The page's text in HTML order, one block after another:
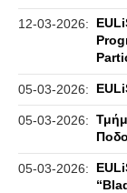
12-03-2026:
05-03-2026:
05-03-2026:
05-03-2026: